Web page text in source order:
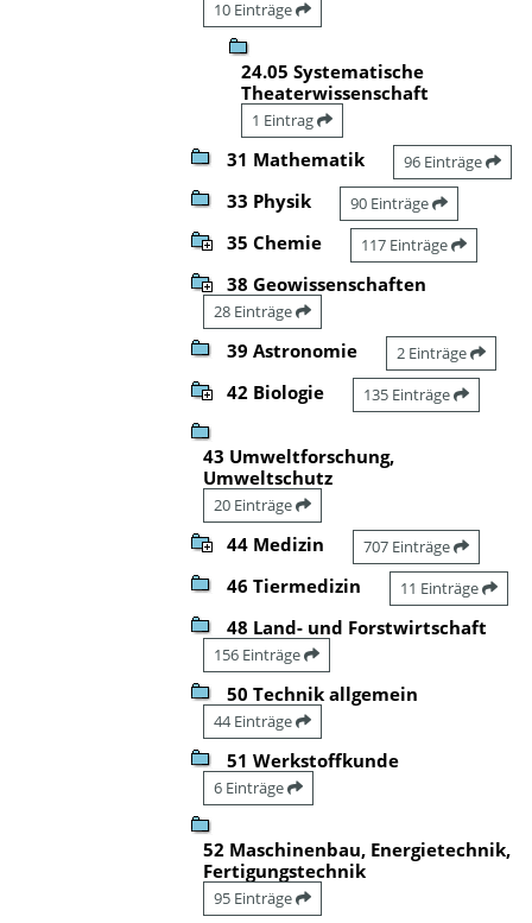
10 Einträge
24.05 Systematische
Theaterwissenschaft
1 Eintrag
31 Mathematik 96 Einträge
33 Physik 90 Einträge
35 Chemie 117 Einträge
38 Geowissenschaften
28 Einträge
39 Astronomie 2 Einträge
42 Biologie 135 Einträge
43 Umweltforschung,
Umweltschutz
20 Einträge
44 Medizin 707 Einträge
46 Tiermedizin 11 Einträge
48 Land- und Forstwirtschaft
156 Einträge
50 Technik allgemein
44 Einträge
51 Werkstoffkunde
6 Einträge
52 Maschinenbau, Energietechnik,
Fertigungstechnik
95 Einträge